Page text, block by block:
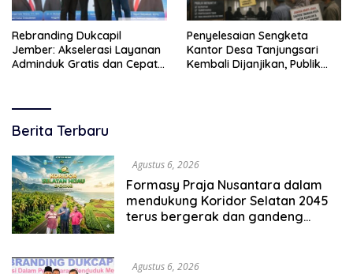
Rebranding Dukcapil
Jember: Akselerasi Layanan
Adminduk Gratis dan Cepat
Penyelesaian Sengketa
Kantor Desa Tanjungsari
Kembali Dijanjikan, Publik
News
Berita Terbaru
Agustus 6, 2026
Formasy Praja Nusantara dalam
mendukung Koridor Selatan 2045
terus bergerak dan gandeng
Agustus 6, 2026